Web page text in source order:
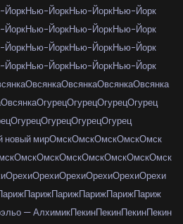
ЙоркНью-ЙоркНью-ЙоркНью-Йорк
ЙоркНью-ЙоркНью-ЙоркНью-Йорк
ЙоркНью-ЙоркНью-ЙоркНью-Йорк
ЙоркНью-ЙоркНью-ЙоркНью-Йорк
ОвсянкаОвсянкаОвсянкаОвсянка
ОвсянкаОгурецОгурецОгурецОгурец
ОгурецОгурецОгурецОгурец
новый мирОмскОмскОмскОмскОмск
ОмскОмскОмскОмскОмскОмскОмск
ОрехиОрехиОрехиОрехиОрехиОрехи
ПарижПарижПарижПарижПариж
— АлхимикПекинПекинПекинПекин